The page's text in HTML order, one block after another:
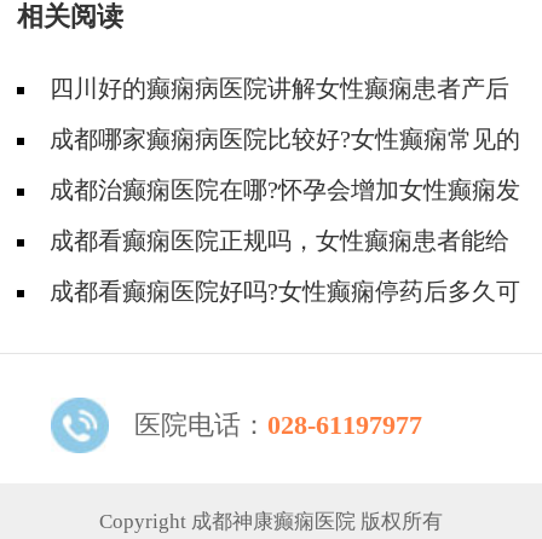
相关阅读
四川好的癫痫病医院讲解女性癫痫患者产后
注意事项?
成都哪家癫痫病医院比较好?女性癫痫常见的
一些发病症状有哪些?
成都治癫痫医院在哪?怀孕会增加女性癫痫发
作的风险吗?
成都看癫痫医院正规吗，女性癫痫患者能给
我们幼儿喂母乳吗?
成都看癫痫医院好吗?女性癫痫停药后多久可
医院电话： 028-61197977
Copyright 成都神康癫痫医院 版权所有